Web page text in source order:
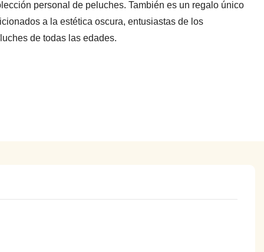
personal de peluches. También es un regalo único
a la estética oscura, entusiastas de los
de todas las edades.